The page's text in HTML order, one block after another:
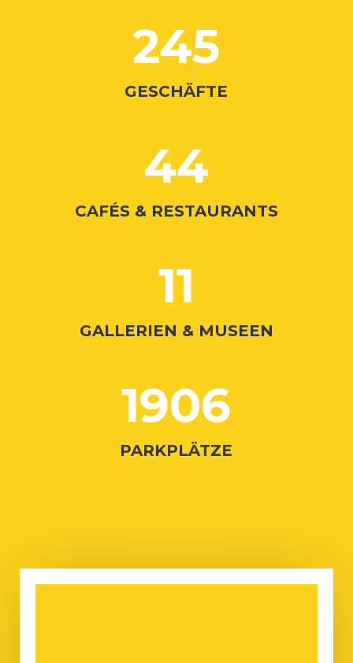
245
GESCHÄFTE
44
CAFÉS & RESTAURANTS
11
GALLERIEN & MUSEEN
1906
PARKPLÄTZE